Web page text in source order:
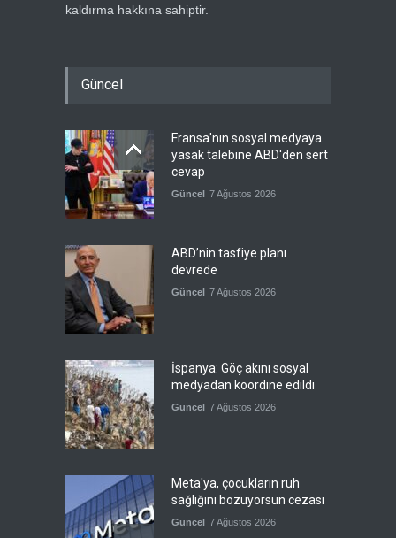
kaldırma hakkına sahiptir.
Güncel
Fransa'nın sosyal medyaya
yasak talebine ABD'den sert
cevap
Güncel 7 Ağustos 2026
ABD’nin tasfiye planı
devrede
Güncel 7 Ağustos 2026
İspanya: Göç akını sosyal
medyadan koordine edildi
Güncel 7 Ağustos 2026
Meta'ya, çocukların ruh
sağlığını bozuyorsun cezası
Güncel 7 Ağustos 2026